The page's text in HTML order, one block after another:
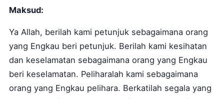
Maksud:
Ya Allah, berilah kami petunjuk sebagaimana orang
yang Engkau beri petunjuk. Berilah kami kesihatan
dan keselamatan sebagaimana orang yang Engkau
beri keselamatan. Peliharalah kami sebagaimana
orang yang Engkau pelihara. Berkatilah segala yang